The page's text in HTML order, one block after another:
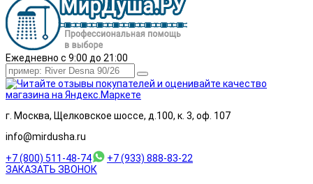
Ежедневно с 9:00 до 21:00
г. Москва, Щелковское шоссе, д.100, к. 3, оф. 107
info@mirdusha.ru
+7 (800) 511-48-74
+7 (933) 888-83-22
ЗАКАЗАТЬ ЗВОНОК